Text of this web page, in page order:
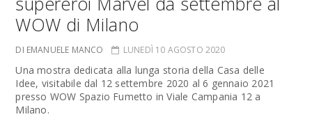
WOW di Milano
DI EMANUELE MANCO LUNEDÌ 10 AGOSTO 2020
Una mostra dedicata alla lunga storia della Casa delle
Idee, visitabile dal 12 settembre 2020 al 6 gennaio 2021
presso WOW Spazio Fumetto in Viale Campania 12 a
Milano.